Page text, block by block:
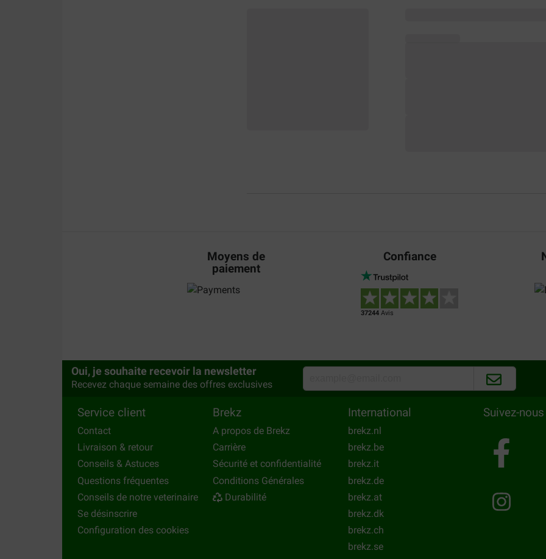
Moyens de
paiement
Confiance
37244 Avis
Oui, je souhaite recevoir la newsletter
Recevez chaque semaine des offres exclusives
Service client
Contact
Livraison & retour
Conseils & Astuces
Questions fréquentes
Conseils de notre veterinaire
Se désinscrire
Configuration des cookies
Brekz
A propos de Brekz
Carrière
Sécurité et confidentialité
Conditions Générales
Durabilité
International
brekz.nl
brekz.be
brekz.it
brekz.de
brekz.at
brekz.dk
brekz.ch
brekz.se
Suivez-nous